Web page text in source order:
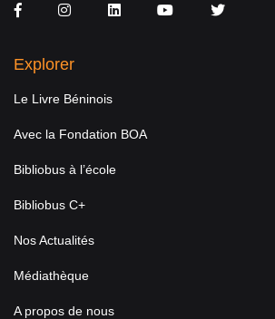
FacebookInstagramLinkedInYou TubeTwitter
Explorer
Le Livre Béninois
Avec la Fondation BOA
Bibliobus à l’école
Bibliobus C+
Nos Actualités
Médiathèque
A propos de nous